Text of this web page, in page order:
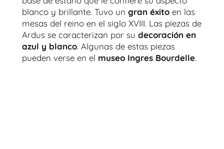
blanco y brillante. Tuvo un gran éxito en las
mesas del reino en el siglo XVIII. Las piezas de
Ardus se caracterizan por su decoración en
azul y blanco. Algunas de estas piezas
pueden verse en el museo Ingres Bourdelle.